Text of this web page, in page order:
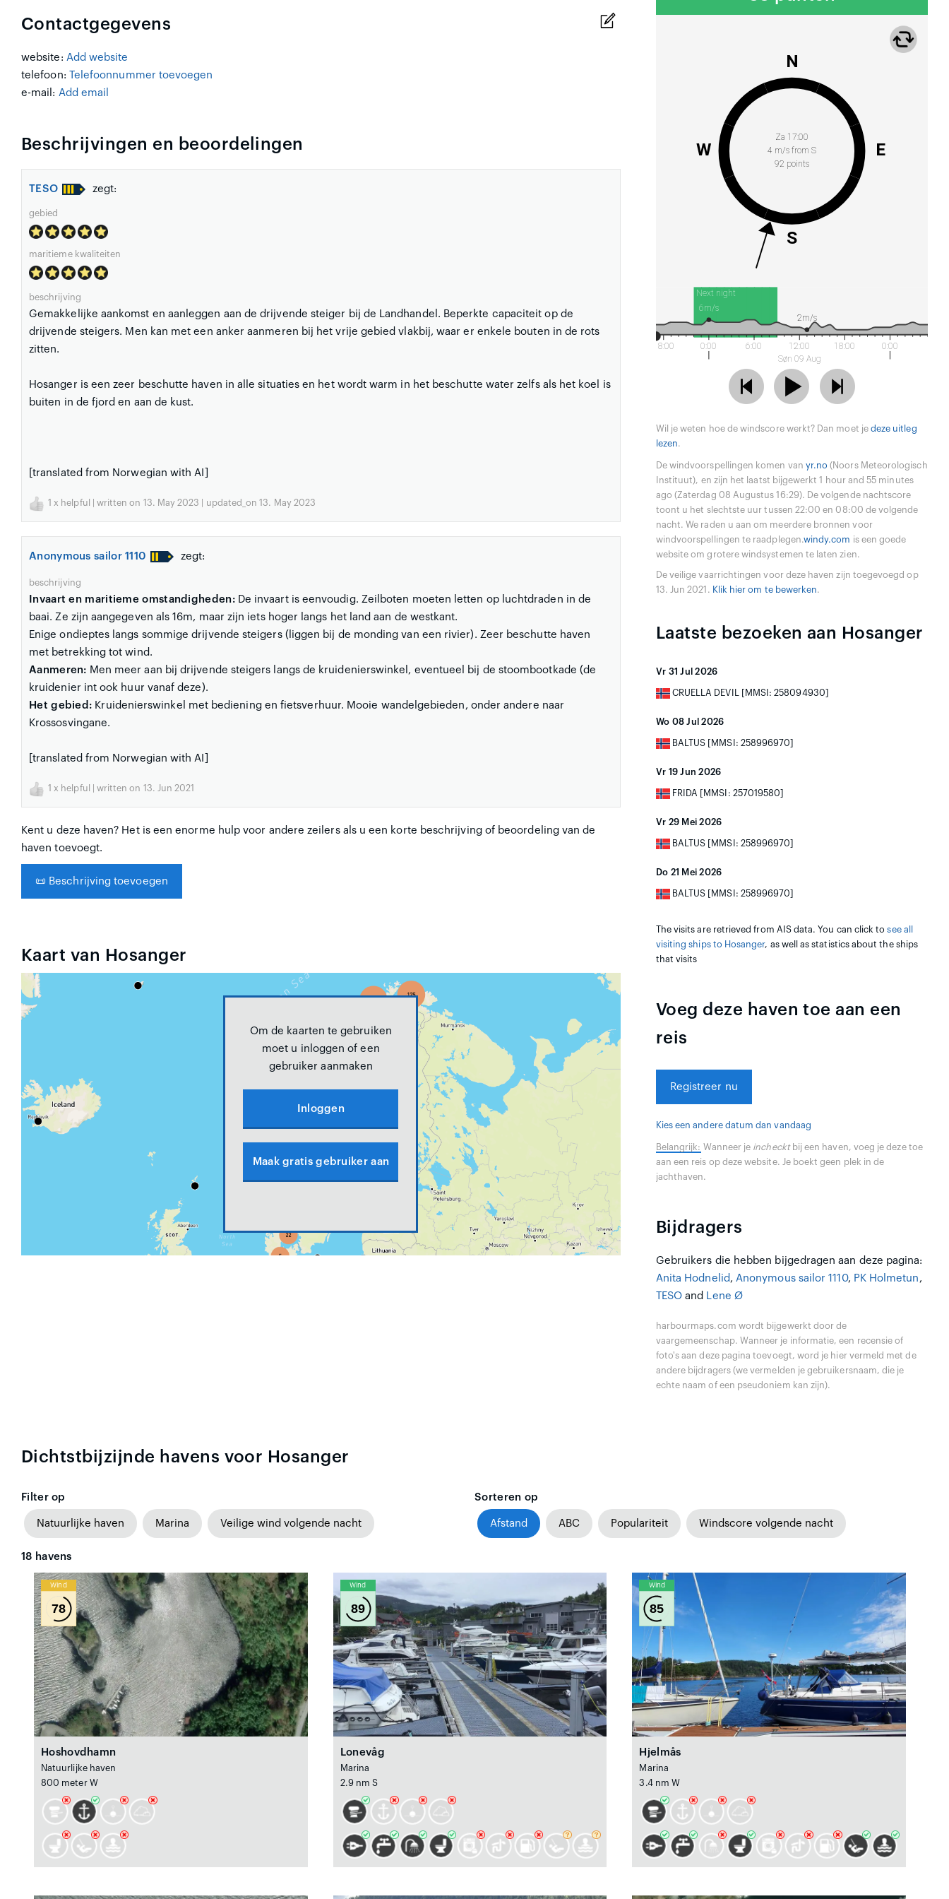
Contactgegevens
website: Add website
telefoon:
Telefoonnummer toevoegen
e-mail: Add email
Beschrijvingen en beoordelingen
TESO zegt:
gebied
maritieme kwaliteiten
beschrijving
Gemakkelijke aankomst en aanleggen aan de drijvende steiger bij de Landhandel. Beperkte capaciteit op de
drijvende steigers. Men kan met een anker aanmeren bij het vrije gebied vlakbij, waar er enkele bouten in de rots
zitten.
Hosanger is een zeer beschutte haven in alle situaties en het wordt warm in het beschutte water zelfs als het koel is
buiten in de fjord en aan de kust.
[translated from Norwegian with AI]
1 x helpful | written on 13. May 2023 | updated_on 13. May 2023
Anonymous sailor 1110 zegt:
beschrijving
Invaart en maritieme omstandigheden:De invaart is eenvoudig. Zeilboten moeten letten op luchtdraden in de
baai. Ze zijn aangegeven als 16m, maar zijn iets hoger langs het land aan de westkant.
Enige ondieptes langs sommige drijvende steigers (liggen bij de monding van een rivier). Zeer beschutte haven
met betrekking tot wind.
Aanmeren: Men meer aan bij drijvende steigers langs de kruidenierswinkel, eventueel bij de stoombootkade (de
kruidenier int ook huur vanaf deze).
Het gebied: Kruidenierswinkel met bediening en fietsverhuur. Mooie wandelgebieden, onder andere naar
Krossosvingane.
[translated from Norwegian with AI]
1 x helpful | written on 13. Jun 2021
Kent u deze haven? Het is een enorme hulp voor andere zeilers als u een korte beschrijving of beoordeling van de
haven toevoegt.
📜 Beschrijving toevoegen
Kaart van Hosanger
Om de kaarten te gebruiken
moet u inloggen of een
gebruiker aanmaken
Inloggen
Maak gratis gebruiker aan
Za 17:00
4 m/s from S
92 points
N
E
S
W
Next night
18:00 0:00 6:00
12:00
Søn 09 Aug
18:00 0:00
6m/s
2m/s
Wil je weten hoe de windscore werkt? Dan moet je deze uitleg
lezen.
De windvoorspellingen komen van yr.no (Noors Meteorologisch
Instituut), en zijn het laatst bijgewerkt 1 hour and 55 minutes
ago (Zaterdag 08 Augustus 16:29). De volgende nachtscore
toont u het slechtste uur tussen 22:00 en 08:00 de volgende
nacht. We raden u aan om meerdere bronnen voor
windvoorspellingen te raadplegen.windy.com is een goede
website om grotere windsystemen te laten zien.
De veilige vaarrichtingen voor deze haven zijn toegevoegd op
13. Jun 2021. Klik hier om te bewerken.
Laatste bezoeken aan Hosanger
Vr 31 Jul 2026
CRUELLA DEVIL [MMSI: 258094930]
Wo 08 Jul 2026
BALTUS [MMSI: 258996970]
Vr 19 Jun 2026
FRIDA [MMSI: 257019580]
Vr 29 Mei 2026
BALTUS [MMSI: 258996970]
Do 21 Mei 2026
BALTUS [MMSI: 258996970]
The visits are retrieved from AIS data. You can click tosee all
visiting ships to Hosanger, as well as statistics about the ships
that visits
Voeg deze haven toe aan een
reis
Registreer nu
Kies een andere datum dan vandaag
Belangrijk: Wanneer je inchecktbij een haven, voeg je deze toe
aan een reis op deze website. Je boekt geen plek in de
jachthaven.
Bijdragers
Gebruikers die hebben bijgedragen aan deze pagina:
Anita Hodnelid , Anonymous sailor 1110, PK Holmetun ,
TESO and Lene Ø
harbourmaps.com wordt bijgewerkt door de
vaargemeenschap. Wanneer je informatie, een recensie of
foto's aan deze pagina toevoegt, word je hier vermeld met de
andere bijdragers (we vermelden je gebruikersnaam, die je
echte naam of een pseudoniem kan zijn).
Dichtstbijzijnde havens voor Hosanger
Filter op
Natuurlijke haven Marina Veilige wind volgende nacht
Sorteren op
Afstand ABC Populariteit Windscore volgende nacht
18 havens
Wind
78
Hoshovdhamn
Natuurlijke haven
800 meter W
Wind
89
Lonevåg
Marina
2.9 nm S
Wind
85
Hjelmås
Marina
3.4 nm W